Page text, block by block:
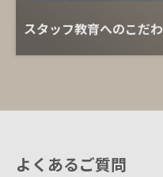
スタッフ教育へのこだ
よくあるご質問